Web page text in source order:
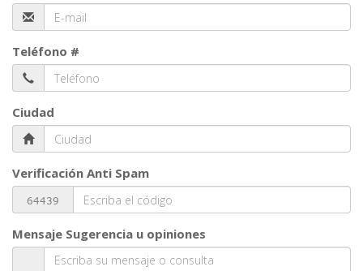
Teléfono #
Ciudad
Verificación Anti Spam
Mensaje Sugerencia u opiniones